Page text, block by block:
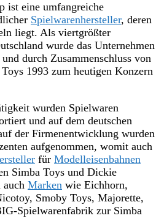
ist eine umfangreiche
Spielwarenhersteller, deren
liegt. Als viertgrößter
wurde das Unternehmen
durch Zusammenschluss von
1993 zum heutigen Konzern
wurden Spielwaren
und auf dem deutschen
der Firmenentwicklung wurden
aufgenommen, womit auch
für Modelleisenbahnen
Simba Toys und Dickie
auch Marken wie Eichhorn,
Smoby Toys, Majorette,
Spielwarenfabrik zur Simba